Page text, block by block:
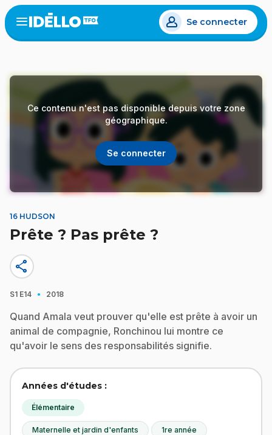
Aller
au
contenu
Open
menu
Se connecter
Ce contenu n'est pas disponible depuis votre zone
géographique.
Se connecter
16 HUDSON
Prête ? Pas prête ?
share
S1 E14 · 2018
Quand Amala veut prouver qu'elle est prête à avoir un
animal de compagnie, Ronchinou lui montre ce
qu'avoir le sens des responsabilités signifie.
Années d'études :
Élémentaire
Maternelle et jardin d'enfants 1re année